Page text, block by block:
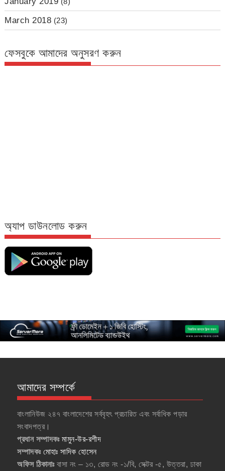
March 2018 (23)
ফেসবুকে আমাদের অনুসরণ করুন
অ্যাপ ডাউনলোড করুন
আমাদের সম্পর্কে
বাংলানিউজ ২৪৭ বাংলাদেশের সর্ববৃহৎ প্রচারিত এবং সর্বাধিক পড়ার
সংবাদপত্র।
প্রধান সম্পাদকঃমামুন-উর-রশীদ
সম্পাদকঃ মোহাঃ সাদিক হোসেন
অফিস ঠিকানাঃবাসা নং – ১৩, রোড নং -১/বি, সেক্টর -৫, উত্তরা, ঢাকা